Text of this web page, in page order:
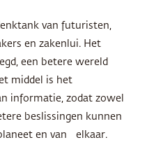
van futuristen,
en zakenlui. Het
een betere wereld
middel is het
informatie, zodat zowel
beslissingen kunnen
en van elkaar.